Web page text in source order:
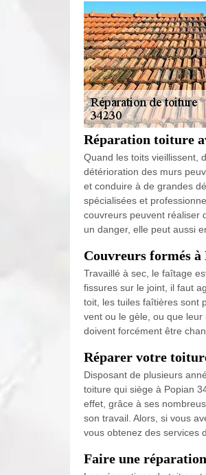
Réparation toiture
Quand les toits vieillissent,
détérioration des murs
et conduire à de grandes
spécialisées et
couvreurs peuvent réaliser
un danger, elle peut aussi
Couvreurs formés à
Travaillé à sec, le faîtage
fissures sur le joint, il faut
toit, les tuiles faîtières sont
vent ou le gèle, ou que leur
doivent forcément être
Réparer votre
Disposant de plusieurs
toiture qui siège à Popian
effet, grâce à ses
son travail. Alors, si vous
vous obtenez des services
Faire une